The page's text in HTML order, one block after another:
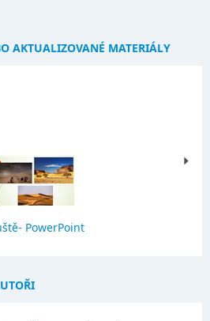
AKTUALIZOVANÉ MATERIÁLY
PowerPoint